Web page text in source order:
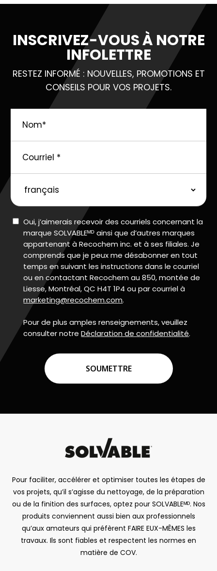
INSCRIVEZ-VOUS À NOTRE
INFOLETTRE
RESTEZ INFORMÉ : NOUVELLES, PROMOTIONS ET
CONSEILS POUR VOS PROJETS.
préférée
Consent
Oui, j’aimerais recevoir des courriels concernant la
marque SOLVABLEᴹᴰ ainsi que d’autres marques
appartenant à Recochem inc. et à ses filiales. Je
comprends que je peux me désabonner en tout
temps en suivant les instructions dans le courriel
ou en contactant Recochem au 850, montée de
Liesse, Montréal, QC H4T 1P4 ou par courriel à
marketing@recochem.com.
Pour de plus amples renseignements, veuillez
consulter notreDéclaration de confidentialité.
Pour faciliter, accélérer et optimiser toutes les étapes de
vos projets, qu’il s’agisse du nettoyage, de la préparation
ou de la finition des surfaces, optez pour SOLVABLEᴹᴰ. Nos
produits conviennent aussi bien aux professionnels
qu’aux amateurs qui préfèrent FAIRE EUX-MÊMES les
travaux. Ils sont fiables et respectent les normes en
matière de COV.